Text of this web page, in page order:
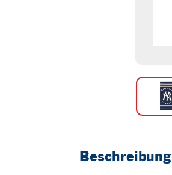
Beschreibung